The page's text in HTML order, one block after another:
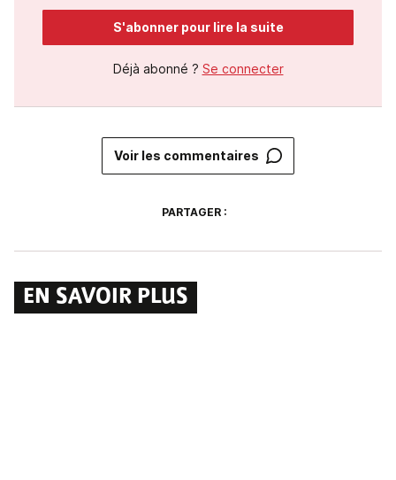
S'abonner pour lire la suite
Déjà abonné ? Se connecter
Voir les commentaires
PARTAGER :
EN SAVOIR PLUS